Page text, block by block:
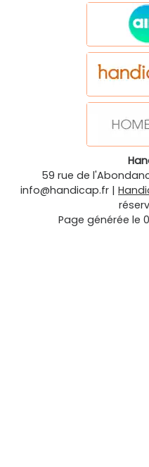
59 rue de
info@handicap.fr |
Page générée le